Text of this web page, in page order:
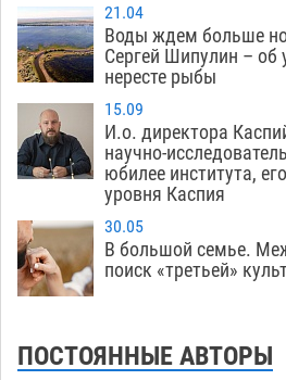
21.04
Воды ждем больше
Сергей Шипулин – об
нересте рыбы
15.09
И.о. директора
научно-
юбилее института,
уровня Каспия
30.05
В большой семье.
поиск «третьей»
ПОСТОЯННЫЕ АВТОРЫ